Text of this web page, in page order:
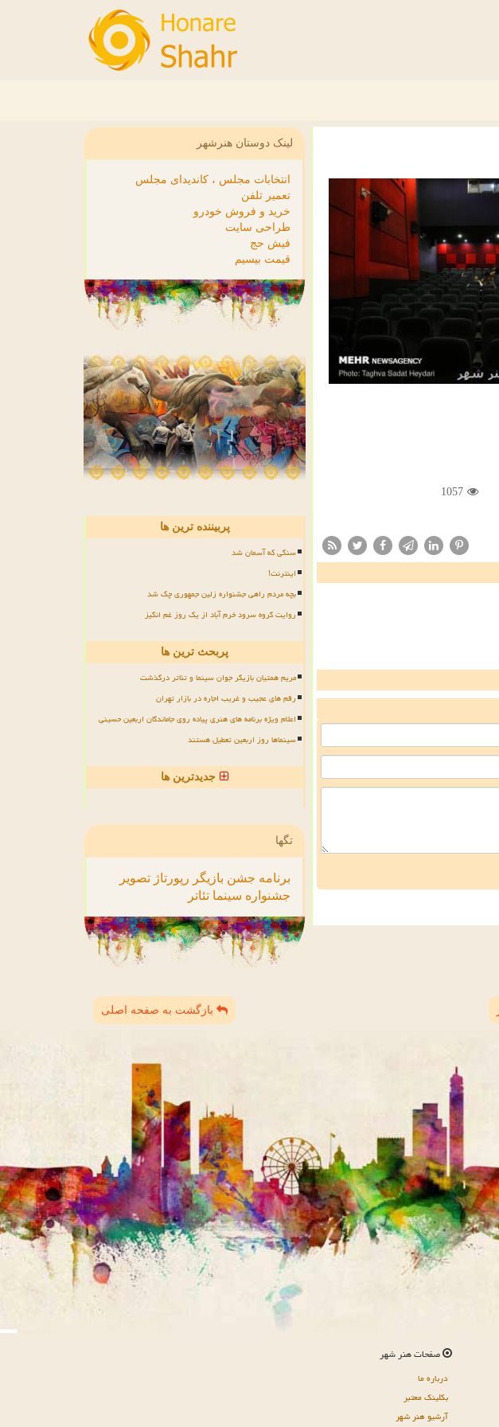
1057
لینک دوستان هنرشهر
انتخابات مجلس ، کاندیدای مجلس
تعمیر تلفن
خرید و فروش خودرو
طراحی سایت
فیش حج
قیمت بیسیم
پربیننده ترین ها
سنگی که آسمان شد
اینترنت!
بچه مردم راهی جشنواره زلین جمهوری چک شد
روایت گروه سرود خرم آباد از یک روز غم انگیز
پربحث ترین ها
مریم همتیان بازیگر جوان سینما و تئاتر درگذشت
رقم های عجیب و غریب اجاره در بازار تهران
اعلام ویژه برنامه های هنری پیاده روی جاماندگان اربعین حسینی
سینماها روز اربعین تعطیل هستند
جدیدترین ها
تگها
برنامه جشن بازیگر رپورتاژ تصویر
جشنواره سینما تئاتر
بازگشت به صفحه اصلی
صفحات هنر شهر
درباره ما
بکلینک معتبر
آرشیو هنر شهر